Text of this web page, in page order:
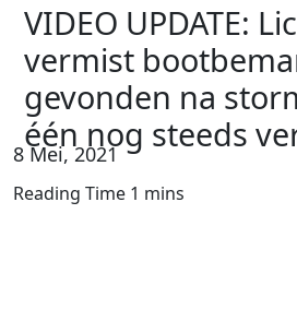
VIDEO UPDATE:
vermist
gevonden na
één nog steeds
8 Mei, 2021